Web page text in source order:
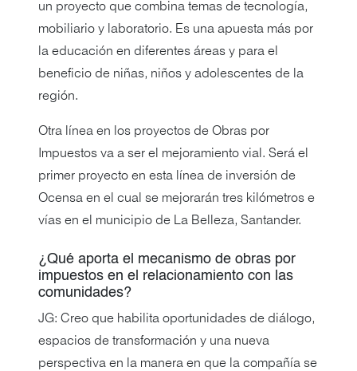
un proyecto que combina temas de tecnología,
mobiliario y laboratorio. Es una apuesta más por
la educación en diferentes áreas y para el
beneficio de niñas, niños y adolescentes de la
región.
Otra línea en los proyectos de Obras por
Impuestos va a ser el mejoramiento vial. Será el
primer proyecto en esta línea de inversión de
Ocensa en el cual se mejorarán tres kilómetros e
vías en el municipio de La Belleza, Santander.
¿Qué aporta el mecanismo de obras por
impuestos en el relacionamiento con las
comunidades?
JG: Creo que habilita oportunidades de diálogo,
espacios de transformación y una nueva
perspectiva en la manera en que la compañía se